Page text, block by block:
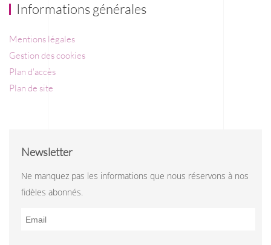
Informations générales
Mentions légales
Gestion des cookies
Plan d'accès
Plan de site
Newsletter
Ne manquez pas les informations que nous réservons à nos
fidèles abonnés.